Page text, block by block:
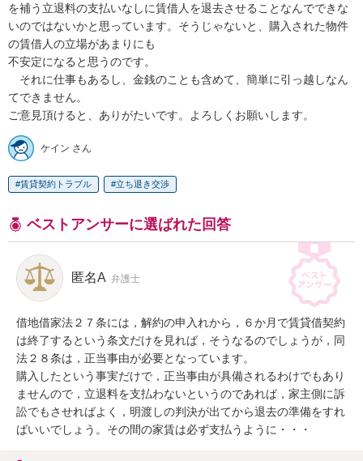
を補う立退料の支払いなしに賃借人を退去させることなんでできな
いのではないかと思っています。そうじゃないと、購入された物件
の賃借人の立場があまりにも
不安定になると思うのです。
それに仕事もあるし、金銭のことも含めて、簡単に引っ越しなん
てできません。
ご意見頂けると、ありがたいです。よろしくお願いします。
ケイン さん
賃貸契約トラブル 立ち退き交渉
ベストアンサーに選ばれた回答
匿名A 弁護士
借地借家法２７条には，解約の申入れから，６か月で賃貸借契約
は終了するという条文だけを見れば，そうなるのでしょうが，同
法２８条は，正当事由が必要となっています。
購入したという事実だけで，正当事由が具備されるわけでもあり
ませんので，立退料を支払わないというのであれば，家主側に訴
訟でもさせればよく，明渡しの判決が出てから退去の準備をすれ
ばいいでしょう。その間の家賃は必ず支払うように・・・